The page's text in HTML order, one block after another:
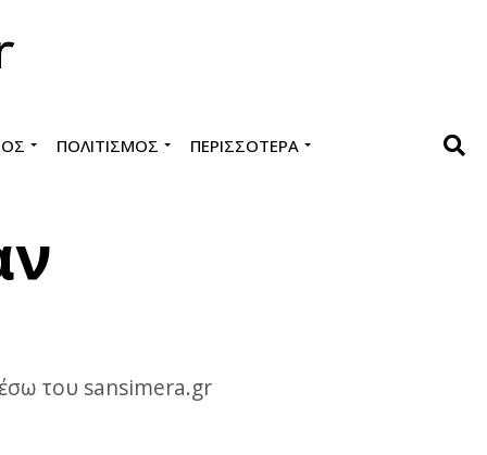
ΠΟΛΙΤΙΣΜΌΣ ΠΕΡΙΣΣΌΤΕΡΑ
του sansimera.gr